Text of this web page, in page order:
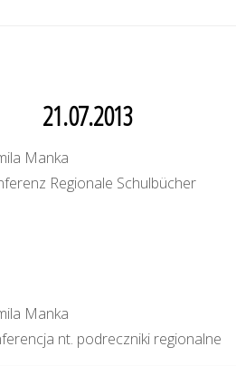
21.07.2013
Manka
Regionale Schulbücher
Manka
nt. podreczniki regionalne